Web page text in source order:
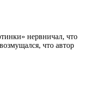
нервничал, что
что автор